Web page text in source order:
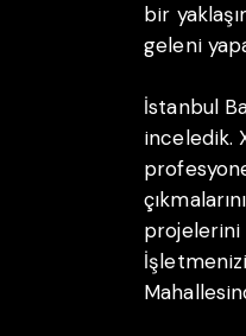
bir
geleni
İstanbul
inceledik.
projelerini